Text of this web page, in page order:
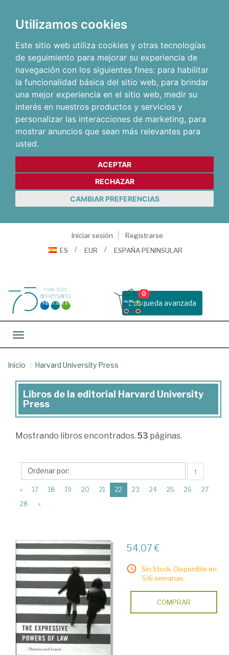
Utilizamos cookies
Este sitio web utiliza cookies y otras tecnologías
de seguimiento para mejorar su experiencia de
navegación con los siguientes fines: para habilitar
la funcionalidad básica del sitio web, para brindar
una mejor experiencia en el sitio web, medir su
interés en nuestros productos y servicios y
personalizar las interacciones de marketing, para
mostrar anuncios que sean más relevantes para
usted.
ACEPTAR
RECHAZAR
CAMBIAR PREFERENCIAS
Iniciar sesión
Registrarse
ES
EUR ESPAÑA PENINSULAR
Busqueda avanzada
0
Toggle navigation
Inicio Harvard University Press
Libros
de
la
Harvard
University
Press
Libros de la editorial Harvard University
Press
Mostrando libros encontrados. 53 páginas.
↑
« 17 18 19 20 21 22 (current)
23 24 25 26
27
28
»
54,07 €
Sin Stock. Disponible en
5/6 semanas.
COMPRAR